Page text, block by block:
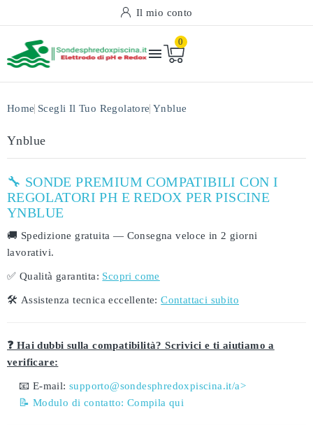
Il mio conto

0
Home Scegli Il Tuo Regolatore Ynblue
Ynblue
🔧 SONDE PREMIUM COMPATIBILI CON I
REGOLATORI PH E REDOX PER PISCINE
YNBLUE
🚚 Spedizione gratuita — Consegna veloce in 2 giorni
lavorativi.
✅ Qualità garantita: Scopri come
🛠️ Assistenza tecnica eccellente: Contattaci subito
❓ Hai dubbi sulla compatibilità? Scrivici e ti aiutiamo a
verificare:
📧 E-mail:supporto@sondesphredoxpiscina.it/a>
📝 Modulo di contatto: Compila qui